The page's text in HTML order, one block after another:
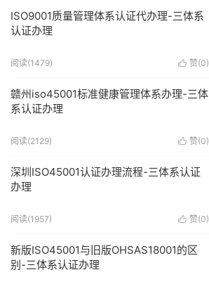
ISO9001质量管理体系认证代办理-三体系
认证办理
 赞(0)
阅读(1479)
赣州iso45001标准健康管理体系办理-三体
系认证办理
 赞(0)
阅读(2129)
深圳ISO45001认证办理流程-三体系认证
办理
 赞(0)
阅读(1957)
新版ISO45001与旧版OHSAS18001的区
别-三体系认证办理